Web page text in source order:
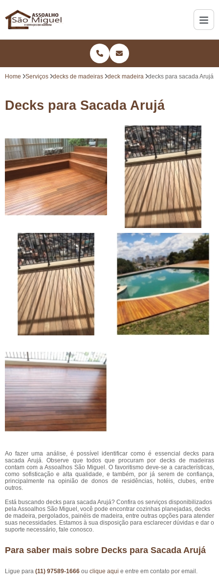
Home Serviços decks de madeiras deck madeira decks para sacada Arujá
Decks para Sacada Arujá
Ao fazer uma análise, é possível identificar como é essencial decks para
sacada Arujá. Observe que todos que procuram por decks de madeiras
contam com a Assoalhos São Miguel. O favoritismo deve-se a características,
como sofisticação e alta qualidade, e também, por já serem de confiança,
principalmente na opinião de donos de residências, hotéis, clubes, entre
outros.
Está buscando decks para sacada Arujá? Confira os serviços disponibilizados
pela Assoalhos São Miguel, você pode encontrar cozinhas planejadas, decks
de madeira, pergolados, painéis de madeira, entre outras opções para atender
suas necessidades. Estamos à sua disposição para esclarecer dúvidas e dar o
suporte necessário, fale conosco.
Para saber mais sobre Decks para Sacada Arujá
Ligue para (11) 97589-1666 ou clique aqui e entre em contato por email.